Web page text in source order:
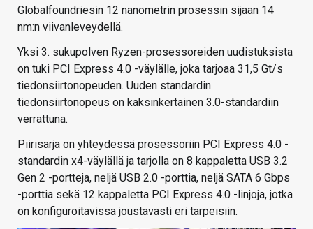
Globalfoundriesin 12 nanometrin prosessin sijaan 14
nm:n viivanleveydellä.
Yksi 3. sukupolven Ryzen-prosessoreiden uudistuksista
on tuki PCI Express 4.0 -väylälle, joka tarjoaa 31,5 Gt/s
tiedonsiirtonopeuden. Uuden standardin
tiedonsiirtonopeus on kaksinkertainen 3.0-standardiin
verrattuna.
Piirisarja on yhteydessä prosessoriin PCI Express 4.0 -
standardin x4-väylällä ja tarjolla on 8 kappaletta USB 3.2
Gen 2 -portteja, neljä USB 2.0 -porttia, neljä SATA 6 Gbps
-porttia sekä 12 kappaletta PCI Express 4.0 -linjoja, jotka
on konfiguroitavissa joustavasti eri tarpeisiin.